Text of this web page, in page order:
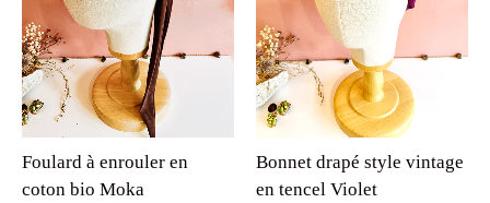
Foulard à enrouler en
coton bio Moka
Bonnet drapé style vintage
en tencel Violet